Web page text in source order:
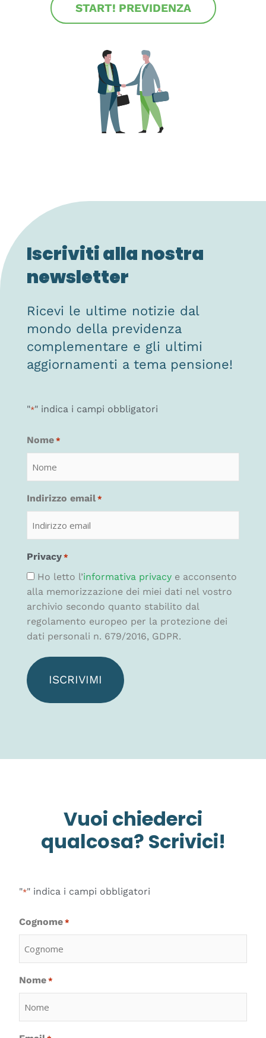
START! PREVIDENZA
Iscriviti alla nostra
newsletter
Ricevi le ultime notizie dal
mondo della previdenza
complementare e gli ultimi
aggiornamenti a tema pensione!
"*" indica i campi obbligatori
Nome *
Indirizzo email *
Privacy *
Ho letto l’informativa privacy e acconsento
alla memorizzazione dei miei dati nel vostro
archivio secondo quanto stabilito dal
regolamento europeo per la protezione dei
dati personali n. 679/2016, GDPR.
Vuoi chiederci
qualcosa? Scrivici!
"*" indica i campi obbligatori
Cognome *
Nome *